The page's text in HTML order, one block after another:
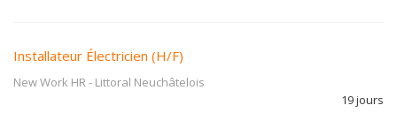
Installateur Électricien (H/F)
New Work HR- Littoral Neuchâtelois
19 jours